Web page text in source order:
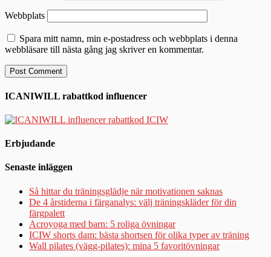
Webbplats
Spara mitt namn, min e-postadress och webbplats i denna
webbläsare till nästa gång jag skriver en kommentar.
ICANIWILL rabattkod influencer
Erbjudande
Senaste inläggen
Så hittar du träningsglädje när motivationen saknas
De 4 årstiderna i färganalys: välj träningskläder för din
färgpalett
Acroyoga med barn: 5 roliga övningar
ICIW shorts dam: bästa shortsen för olika typer av träning
Wall pilates (vägg-pilates): mina 5 favoritövningar